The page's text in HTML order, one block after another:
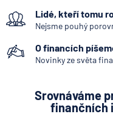
Lidé, kteří tomu
Nejsme pouhý
O financích
Novinky ze světa
Srovnáváme
finančních